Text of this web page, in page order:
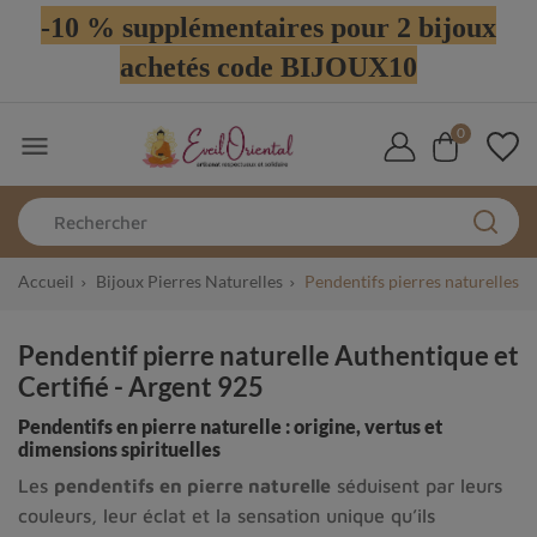
-10 % supplémentaires pour 2 bijoux
achetés code BIJOUX10
 0
Accueil Bijoux Pierres Naturelles Pendentifs pierres naturelles
Pendentif pierre naturelle Authentique et
Certifié - Argent 925
Pendentifs en pierre naturelle : origine, vertus et
dimensions spirituelles
Les pendentifs en pierre naturelle séduisent par leurs
couleurs, leur éclat et la sensation unique qu’ils